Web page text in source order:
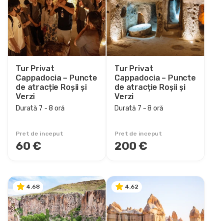
5 - 6 oră
6 - 7 oră
7 - 8 oră
1 zi
2 noapte 3 zile
3 noapte 4 zile
4 noapte 5 zile
5 noapte 6 zile
6 noapte 7 zile
11 noapte 12 zile
13 noapte 14 zile
Tur Privat
Cappadocia – Puncte
de atracție Roșii și
Verzi
Durată 7 - 8 oră
Pret de inceput
60 €
Tur Privat
Cappadocia – Puncte
de atracție Roșii și
Verzi
Durată 7 - 8 oră
Pret de inceput
200 €
4.68 4.62